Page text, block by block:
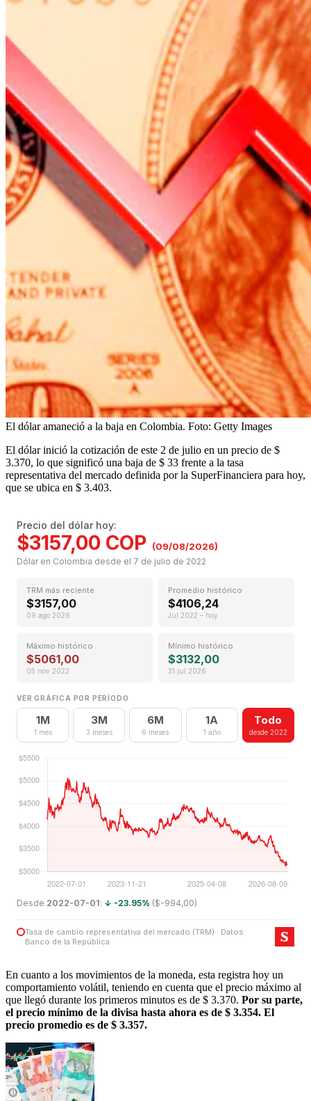
El dólar amaneció a la baja en Colombia. Foto: Getty Images
El dólar inició la cotización de este 2 de julio en un precio de $
3.370, lo que significó una baja de $ 33 frente a la tasa
representativa del mercado definida por la SuperFinanciera para hoy,
que se ubica en $ 3.403.
En cuanto a los movimientos de la moneda, esta registra hoy un
comportamiento volátil, teniendo en cuenta que el precio máximo al
que llegó durante los primeros minutos es de $ 3.370. Por su parte,
el precio mínimo de la divisa hasta ahora es de $ 3.354. El
precio promedio es de $ 3.357.